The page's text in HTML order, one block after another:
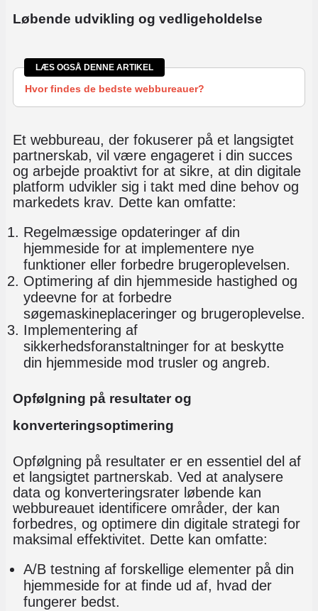
Løbende udvikling og vedligeholdelse
LÆS OGSÅ DENNE ARTIKEL
Hvor findes de bedste webbureauer?
Et webbureau, der fokuserer på et langsigtet
partnerskab, vil være engageret i din succes
og arbejde proaktivt for at sikre, at din digitale
platform udvikler sig i takt med dine behov og
markedets krav. Dette kan omfatte:
Regelmæssige opdateringer af din
hjemmeside for at implementere nye
funktioner eller forbedre brugeroplevelsen.
Optimering af din hjemmeside hastighed og
ydeevne for at forbedre
søgemaskineplaceringer og brugeroplevelse.
Implementering af
sikkerhedsforanstaltninger for at beskytte
din hjemmeside mod trusler og angreb.
Opfølgning på resultater og
konverteringsoptimering
Opfølgning på resultater er en essentiel del af
et langsigtet partnerskab. Ved at analysere
data og konverteringsrater løbende kan
webbureauet identificere områder, der kan
forbedres, og optimere din digitale strategi for
maksimal effektivitet. Dette kan omfatte:
A/B testning af forskellige elementer på din
hjemmeside for at finde ud af, hvad der
fungerer bedst.